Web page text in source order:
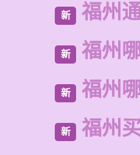
新 福州
新 福州
新 福州
新 福州